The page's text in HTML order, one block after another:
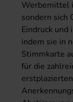
Werbemittel
sondern sich
Eindruck und
indem sie in
Stimmkarte
für die